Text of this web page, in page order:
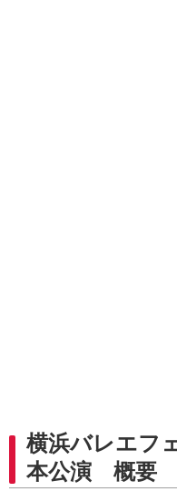
横浜バレエフ
本公演 概要